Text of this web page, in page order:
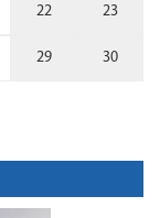
22 23
29 30